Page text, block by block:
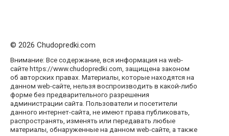
© 2026 Chudopredki.com
Внимание: Все содержание, вся информация на web-
сайте https://www.chudopredki.com, защищена законом
об авторских правах. Материалы, которые находятся на
данном web-сайте, нельзя воспроизводить в какой-либо
форме без предварительного разрешения
администрации сайта. Пользователи и посетители
данного интернет-сайта, не имеют права публиковать,
распространять, изменять или передавать любые
материалы, обнаруженные на данном web-сайте, а также